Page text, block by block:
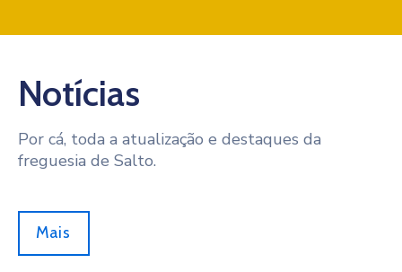
Notícias
Por cá, toda a atualização e destaques da
freguesia de Salto.
Mais